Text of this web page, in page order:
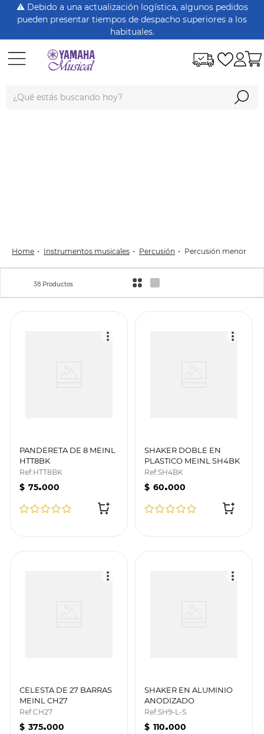
⚠️ Debido a una actualización logística, algunos pedidos
pueden presentar tiempos de despacho superiores a los
habituales.
fz 16instrumentos musicales percusión percusión menor
38 Productos
PANDERETA DE 8 MEINL
HTT8BK
Ref:HTT8BK
$ 75.000
SHAKER DOBLE EN
PLASTICO MEINL SH4BK
Ref:SH4BK
$ 60.000
CELESTA DE 27 BARRAS
MEINL CH27
Ref:CH27
$ 375.000
SHAKER EN ALUMINIO
ANODIZADO
/PLATEADO/LARGE SH9-
L-S
Ref:SH9-L-S
$ 110.000